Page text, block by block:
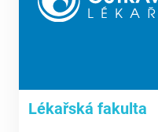
Lékařská fakulta